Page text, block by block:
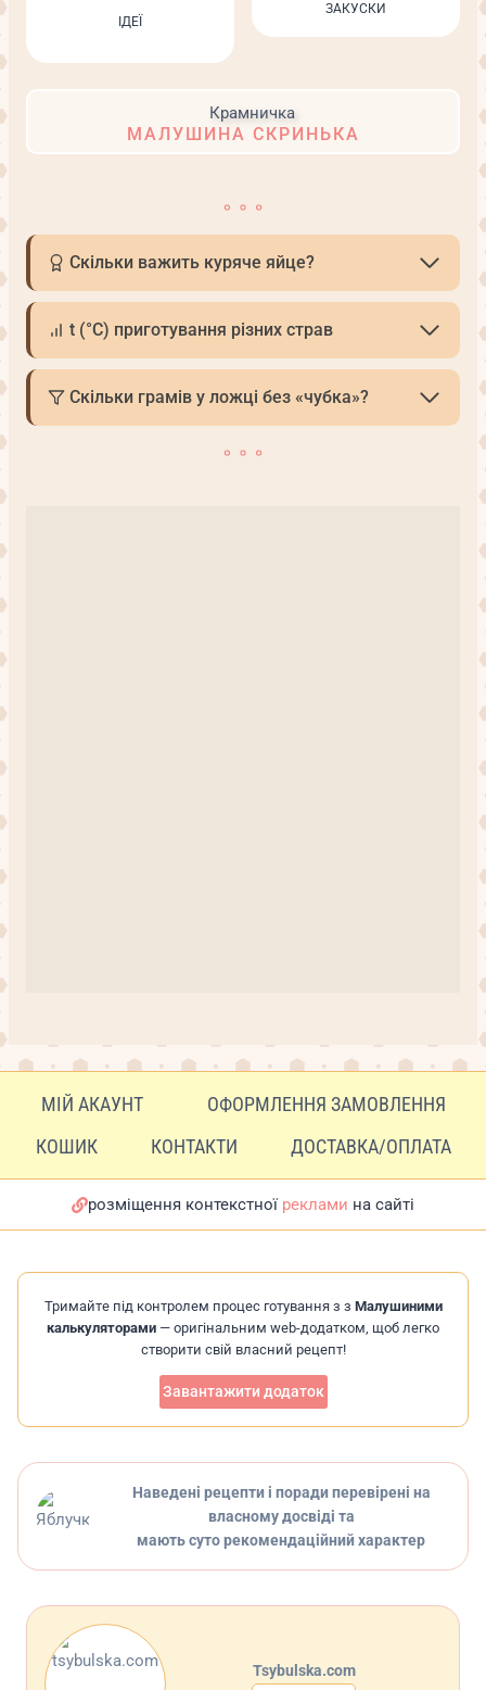
ІДЕЇ
ЗАКУСКИ
МАЛУШИНА СКРИНЬКА
Скільки важить куряче яйце?
t (°С) приготування різних страв
Скільки грамів у ложці без «чубка»?
МІЙ АКАУНТ
ОФОРМЛЕННЯ ЗАМОВЛЕННЯ
КОШИК
КОНТАКТИ ДОСТАВКА/ОПЛАТА
розміщення контекстної реклами на сайті
Тримайте під контролем процес готування з з Малушиними
калькуляторами — оригінальним web-додатком, щоб легко
створити свій власний рецепт!
Завантажити додаток
Наведені рецепти і поради перевірені на
власному досвіді та
мають суто рекомендаційний характер
Tsybulska.com